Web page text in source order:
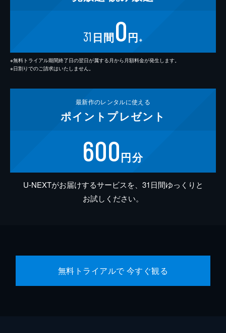
31 日間0円 ※
※無料トライアル期間終了日の翌日が属する月から月額料金が発生します。
※日割りでのご請求はいたしません。
最新作のレンタルに使える
ポイント プレゼント
600円分
U-NEXTがお届けするサービスを、31日間ゆっくりと
お試しください。
無料トライアルで 今すぐ観る